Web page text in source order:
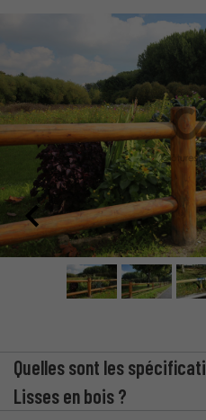
Quelles sont les
Lisses en bois ?